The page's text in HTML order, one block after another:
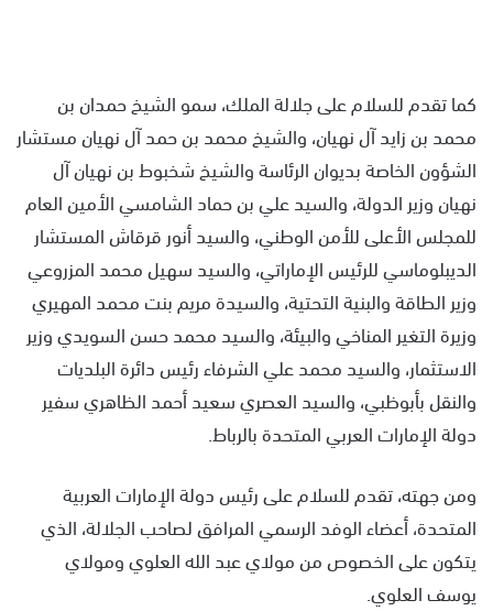
كما تقدم للسلام على جلالة الملك، سمو الشيخ حمدان بن
محمد بن زايد آل نهيان، والشيخ محمد بن حمد آل نهيان مستشار
الشؤون الخاصة بديوان الرئاسة والشيخ شخبوط بن نهيان آل
نهيان وزير الدولة، والسيد علي بن حماد الشامسي الأمين العام
للمجلس الأعلى للأمن الوطني، والسيد أنور قرقاش المستشار
الديبلوماسي للرئيس الإماراتي، والسيد سهيل محمد المزروعي
وزير الطاقة والبنية التحتية، والسيدة مريم بنت محمد المهيري
وزيرة التغير المناخي والبيئة، والسيد محمد حسن السويدي وزير
الاستثمار، والسيد محمد علي الشرفاء رئيس دائرة البلديات
والنقل بأبوظبي، والسيد العصري سعيد أحمد الظاهري سفير
دولة الإمارات العربي المتحدة بالرباط.
ومن جهته، تقدم للسلام على رئيس دولة الإمارات العربية
المتحدة، أعضاء الوفد الرسمي المرافق لصاحب الجلالة، الذي
يتكون على الخصوص من مولاي عبد الله العلوي ومولاي
يوسف العلوي.